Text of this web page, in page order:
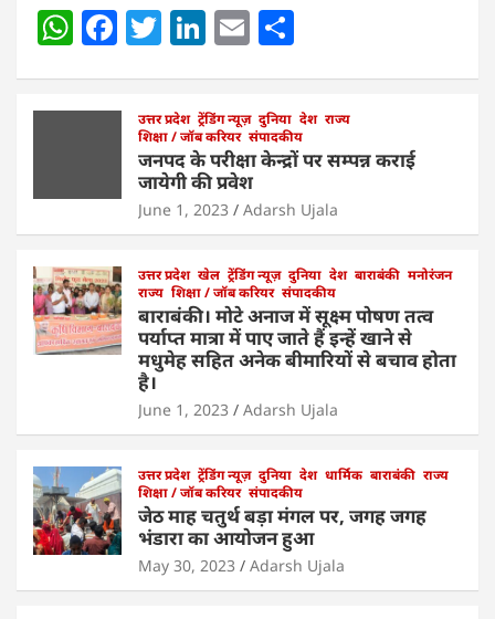
W
at
p
p
F
c
b
o
o
k
T
er
Li
e
dI
n
E
l e
उत्तर प्रदेश ट्रेंडिंग न्यूज़ दुनिया देश राज्य
शिक्षा / जॉब करियर संपादकीय
जनपद के परीक्षा केन्द्रों पर सम्पन्न कराई
जायेगी की प्रवेश
June 1, 2023 Adarsh Ujala
उत्तर प्रदेश खेल ट्रेंडिंग न्यूज़ दुनिया देश बाराबंकी मनोरंजन
राज्य शिक्षा / जॉब करियर संपादकीय
बाराबंकी। मोटे अनाज में सूक्ष्म पोषण तत्व
पर्याप्त मात्रा में पाए जाते हैं इन्हें खाने से
मधुमेह सहित अनेक बीमारियों से बचाव होता
है।
June 1, 2023 Adarsh Ujala
उत्तर प्रदेश ट्रेंडिंग न्यूज़ दुनिया देश धार्मिक बाराबंकी राज्य
शिक्षा / जॉब करियर संपादकीय
जेठ माह चतुर्थ बड़ा मंगल पर, जगह जगह
भंडारा का आयोजन हुआ
May 30, 2023 Adarsh Ujala